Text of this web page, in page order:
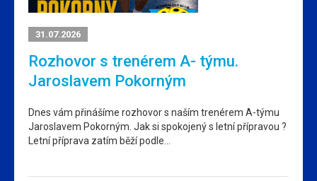
31.07.2026
Rozhovor s trenérem A- týmu.
Jaroslavem Pokorným
Dnes vám přinášíme rozhovor s naším trenérem A-týmu
Jaroslavem Pokorným. Jak si spokojený s letní přípravou ?
Letní příprava zatím běží podle…